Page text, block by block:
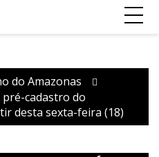
do Amazonas
cadastro do
desta sexta-feira (18)